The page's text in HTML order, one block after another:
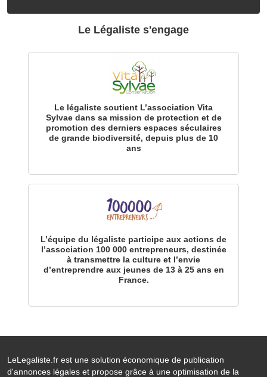
Le Légaliste s'engage
Le légaliste soutient L’association Vita
Sylvae dans sa mission de protection et de
promotion des derniers espaces séculaires
de grande biodiversité, depuis plus de 10
ans
L’équipe du légaliste participe aux actions de
l’association 100 000 entrepreneurs, destinée
à transmettre la culture et l’envie
d’entreprendre aux jeunes de 13 à 25 ans en
France.
LeLegaliste.fr est une solution économique de publication
d'annonces légales et propose grâce à une optimisation de la